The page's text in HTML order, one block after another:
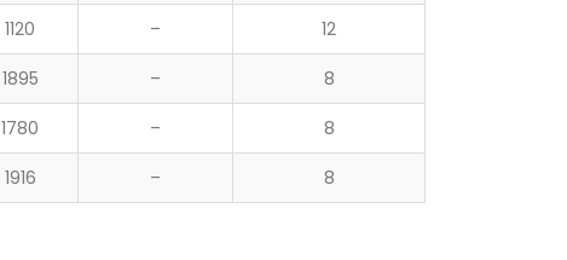
1120 – 12
1895 – 8
1780 – 8
1916 – 8